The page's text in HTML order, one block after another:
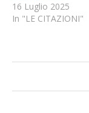
16 Luglio 2025
In "LE CITAZIONI"